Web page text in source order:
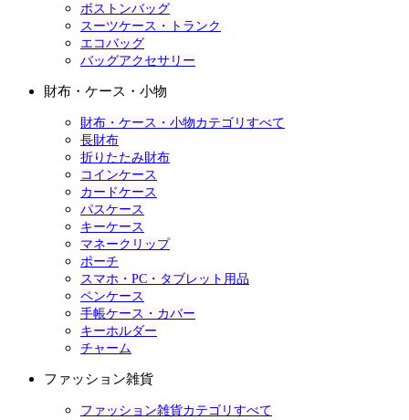
ボストンバッグ
スーツケース・トランク
エコバッグ
バッグアクセサリー
財布・ケース・小物
財布・ケース・小物カテゴリすべて
長財布
折りたたみ財布
コインケース
カードケース
パスケース
キーケース
マネークリップ
ポーチ
スマホ・PC・タブレット用品
ペンケース
手帳ケース・カバー
キーホルダー
チャーム
ファッション雑貨
ファッション雑貨カテゴリすべて